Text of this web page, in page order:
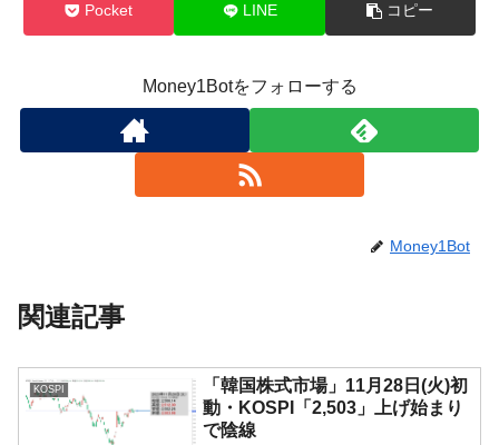
Pocket LINE コピー
Money1Botをフォローする
Money1Bot
関連記事
KOSPI
「韓国株式市場」11月28日(火)初
動・KOSPI「2,503」上げ始まり
で陰線